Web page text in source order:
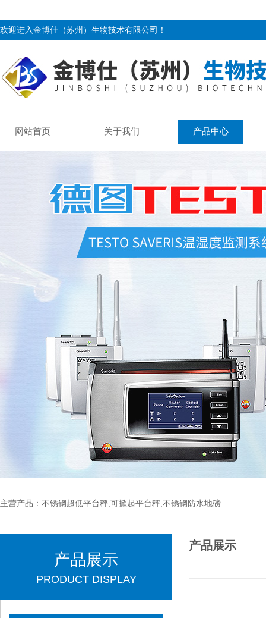
欢迎进入金博仕（苏州）生物技术有限公司！
网站首页 关于我们 产品中心
主营产品：不锈钢超低平台秤,可掀起平台秤,不锈钢防水地磅
产品展示
PRODUCT DISPLAY
产品展示